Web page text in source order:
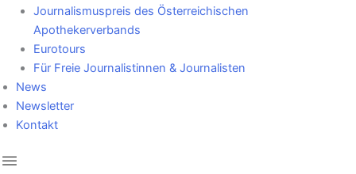
Journalismuspreis des Österreichischen
Apothekerverbands
Eurotours
Für Freie Journalistinnen & Journalisten
News
Newsletter
Kontakt